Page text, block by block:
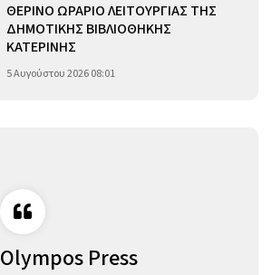
ΘΕΡΙΝΟ ΩΡΑΡΙΟ ΛΕΙΤΟΥΡΓΙΑΣ ΤΗΣ
ΔΗΜΟΤΙΚΗΣ ΒΙΒΛΙΟΘΗΚΗΣ
ΚΑΤΕΡΙΝΗΣ
5 Αυγούστου 2026 08:01
Olympos Press